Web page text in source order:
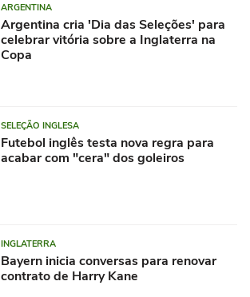
ARGENTINA
Argentina cria 'Dia das Seleções' para
celebrar vitória sobre a Inglaterra na
Copa
SELEÇÃO INGLESA
Futebol inglês testa nova regra para
acabar com "cera" dos goleiros
INGLATERRA
Bayern inicia conversas para renovar
contrato de Harry Kane